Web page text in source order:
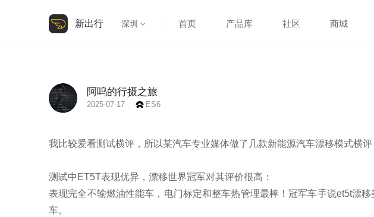
新出行 深圳 首页 产品库 社区 商城
阿呜的行摄之旅
2025-07-17 ES6
我比较爱看测试横评，所以某汽车专业媒体做了几款新能源汽车漂移模式横评
测试中ET5T表现优异，漂移世界冠军对其评价很高：
表现完全不输燃油性能车，电门标定和整车热管理最棒！冠军车手说et5t漂
车。